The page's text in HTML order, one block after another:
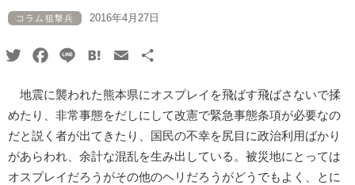
コラム狙撃兵 2016年4月27日
TwitterFacebook
Line HatenaEmail
地震に襲われた熊本県にオスプレイを飛ばす飛ばさないで揉
めたり、非常事態をだしにして改憲で緊急事態条項が必要なの
だと説く者が出てきたり、国民の不幸を尻目に政治利用ばかり
があらわれ、余計な混乱を生み出している。被災地にとっては
オスプレイだろうがその他のヘリだろうがどうでもよく、とに